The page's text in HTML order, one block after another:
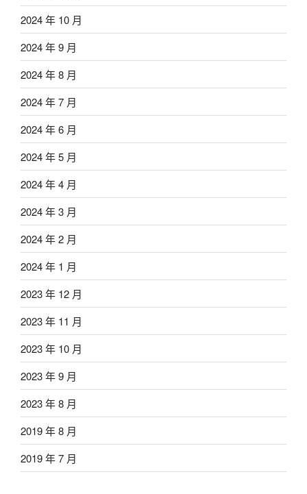
2024 年 10 月
2024 年 9 月
2024 年 8 月
2024 年 7 月
2024 年 6 月
2024 年 5 月
2024 年 4 月
2024 年 3 月
2024 年 2 月
2024 年 1 月
2023 年 12 月
2023 年 11 月
2023 年 10 月
2023 年 9 月
2023 年 8 月
2019 年 8 月
2019 年 7 月